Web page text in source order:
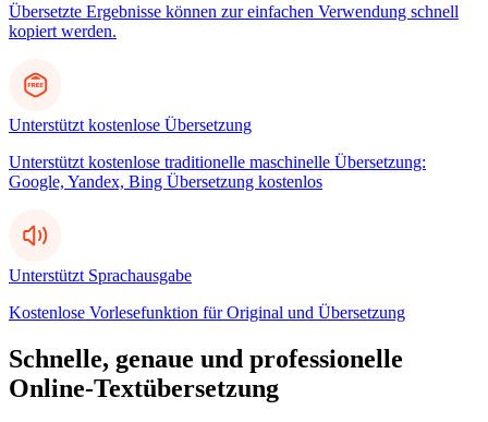
Übersetzte Ergebnisse können zur einfachen Verwendung schnell
kopiert werden.
Unterstützt kostenlose Übersetzung
Unterstützt kostenlose traditionelle maschinelle Übersetzung:
Google, Yandex, Bing Übersetzung kostenlos
Unterstützt Sprachausgabe
Kostenlose Vorlesefunktion für Original und Übersetzung
Schnelle, genaue und professionelle
Online-Textübersetzung